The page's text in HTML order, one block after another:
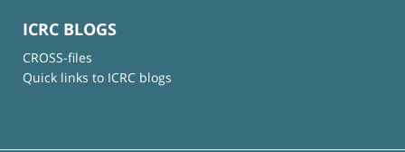
ICRC BLOGS
CROSS-files
Quick links to ICRC blogs